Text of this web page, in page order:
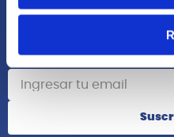
Suscribete